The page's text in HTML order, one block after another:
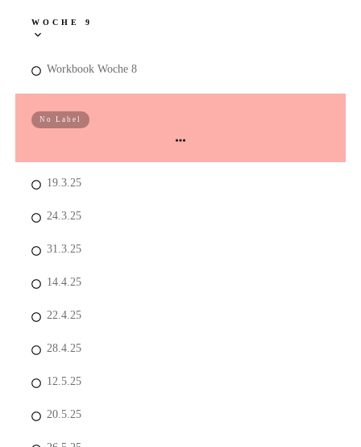
WOCHE 9
Workbook Woche 8
No Label
19.3.25
24.3.25
31.3.25
14.4.25
22.4.25
28.4.25
12.5.25
20.5.25